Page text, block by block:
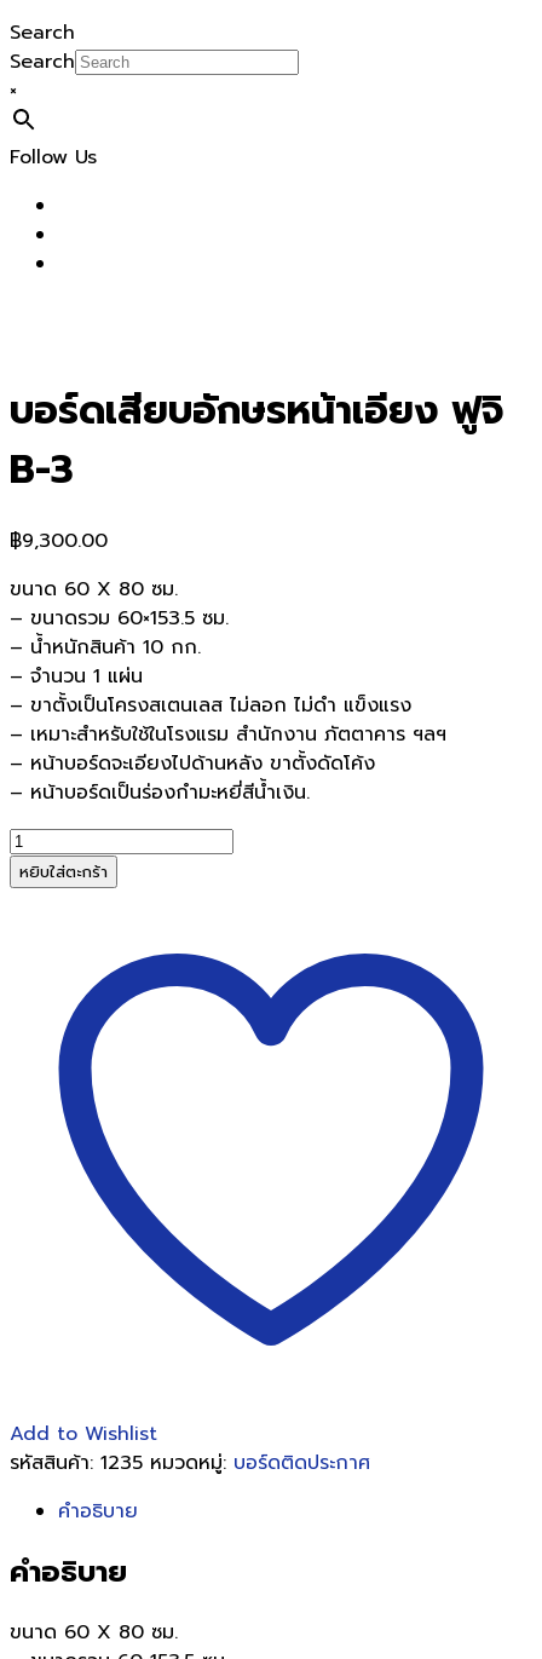
Search
Search
×
Follow Us
บอร์ดเสียบอักษรหน้าเอียง ฟูจิ
B-3
฿9,300.00
ขนาด 60 X 80 ซม.
– ขนาดรวม 60×153.5 ซม.
– น้ำหนักสินค้า 10 กก.
– จำนวน 1 แผ่น
– ขาตั้งเป็นโครงสเตนเลส ไม่ลอก ไม่ดำ แข็งแรง
– เหมาะสำหรับใช้ในโรงแรม สำนักงาน ภัตตาคาร ฯลฯ
– หน้าบอร์ดจะเอียงไปด้านหลัง ขาตั้งดัดโค้ง
– หน้าบอร์ดเป็นร่องกำมะหยี่สีน้ำเงิน.
จำนวน
บอร์ด
เสียบ
หยิบใส่ตะกร้า
Add to Wishlist
รหัสสินค้า: 1235 หมวดหมู่: บอร์ดติดประกาศ
คำอธิบาย
คำอธิบาย
ขนาด 60 X 80 ซม.